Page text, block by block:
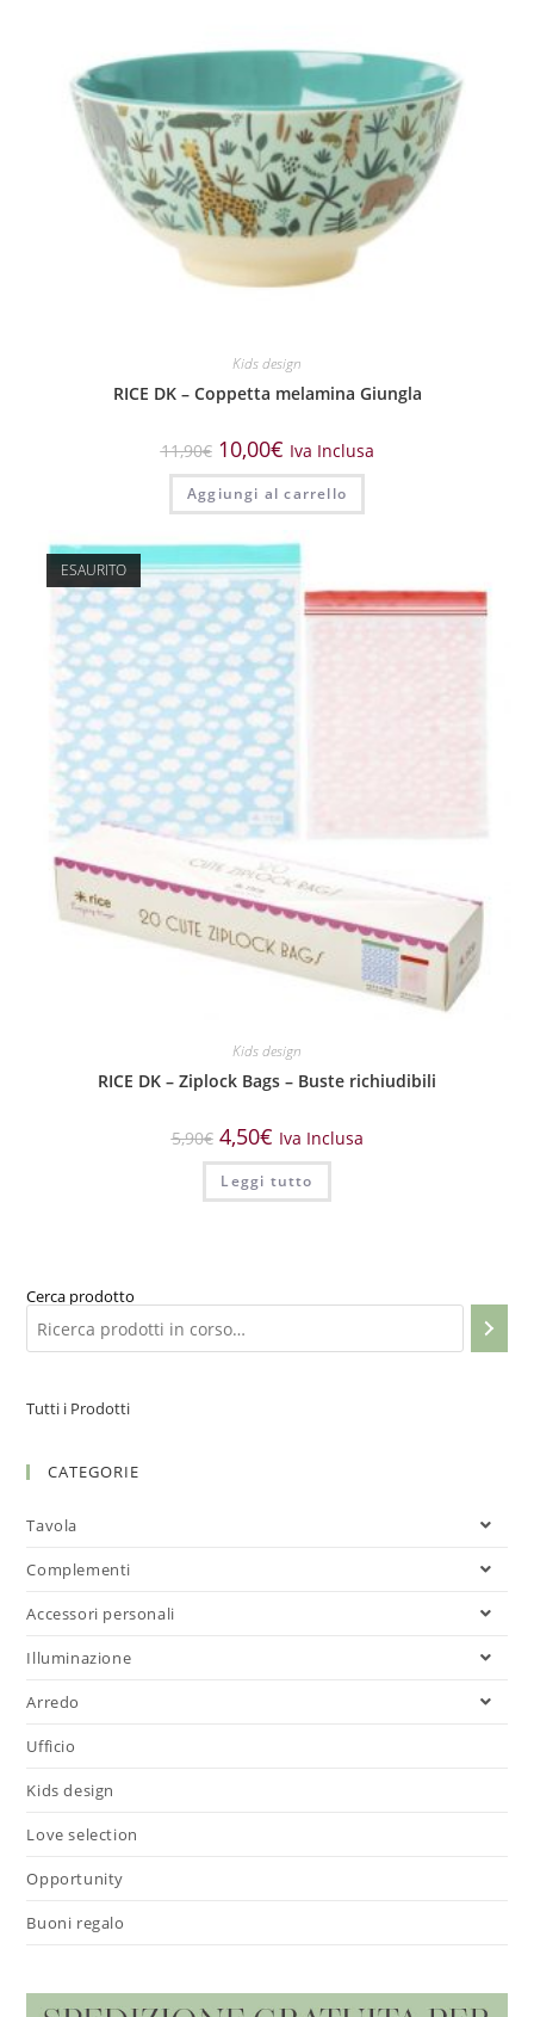
Kids design
RICE DK – Coppetta melamina Giungla
11,90€ 10,00€ Iva Inclusa
Aggiungi al carrello
ESAURITO
Kids design
RICE DK – Ziplock Bags – Buste richiudibili
5,90€ 4,50€ Iva Inclusa
Leggi tutto
Cerca prodotto
Tutti i Prodotti
CATEGORIE
Tavola
Complementi
Accessori personali
Illuminazione
Arredo
Ufficio
Kids design
Love selection
Opportunity
Buoni regalo